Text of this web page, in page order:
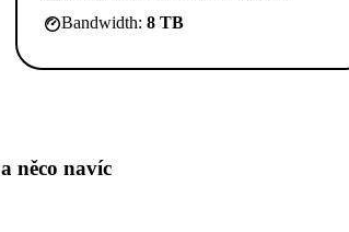
Bandwidth: 8 TB
a něco navíc